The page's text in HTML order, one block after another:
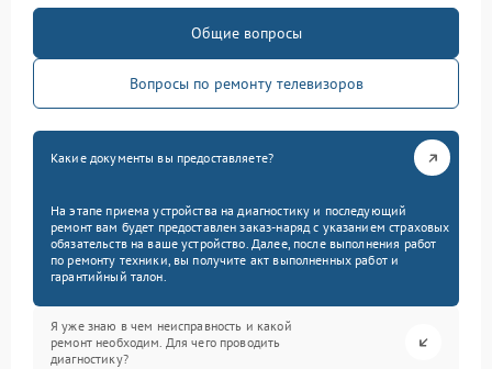
Общие вопросы
Вопросы по ремонту телевизоров
Какие документы вы предоставляете?
На этапе приема устройства на диагностику и последующий
ремонт вам будет предоставлен заказ-наряд с указанием страховых
обязательств на ваше устройство. Далее, после выполнения работ
по ремонту техники, вы получите акт выполненных работ и
гарантийный талон.
Я уже знаю в чем неисправность и какой
ремонт необходим. Для чего проводить
диагностику?